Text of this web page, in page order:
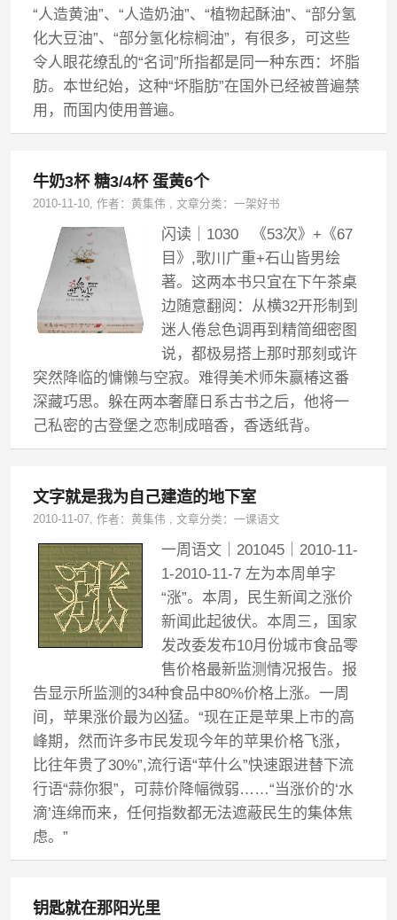
“人造黄油”、“人造奶油”、“植物起酥油”、“部分氢
化大豆油”、“部分氢化棕榈油”，有很多，可这些
令人眼花缭乱的“名词”所指都是同一种东西：坏脂
肪。本世纪始，这种“坏脂肪”在国外已经被普遍禁
用，而国内使用普遍。
牛奶3杯 糖3/4杯 蛋黄6个
2010-11-10, 作者：黄集伟 ,文章分类：一架好书
闪读｜1030 《53次》+《67
目》,歌川广重+石山皆男绘
著。这两本书只宜在下午茶桌
边随意翻阅：从横32开形制到
迷人倦怠色调再到精简细密图
说，都极易搭上那时那刻或许
突然降临的慵懒与空寂。难得美术师朱赢椿这番
深藏巧思。躲在两本奢靡日系古书之后，他将一
己私密的古登堡之恋制成暗香，香透纸背。
文字就是我为自己建造的地下室
2010-11-07, 作者：黄集伟 ,文章分类：一课语文
一周语文｜201045｜2010-11-
1-2010-11-7 左为本周单字
“涨”。本周，民生新闻之涨价
新闻此起彼伏。本周三，国家
发改委发布10月份城市食品零
售价格最新监测情况报告。报
告显示所监测的34种食品中80%价格上涨。一周
间，苹果涨价最为凶猛。“现在正是苹果上市的高
峰期，然而许多市民发现今年的苹果价格飞涨，
比往年贵了30%”,流行语“苹什么”快速跟进替下流
行语“蒜你狠”，可蒜价降幅微弱……“当涨价的‘水
滴’连绵而来，任何指数都无法遮蔽民生的集体焦
虑。”
钥匙就在那阳光里